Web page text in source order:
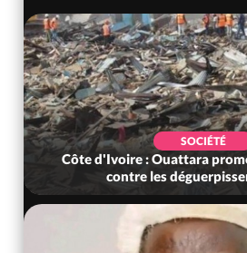
SOCIÉTÉ
Côte d'Ivoire : Ouattara
contre les